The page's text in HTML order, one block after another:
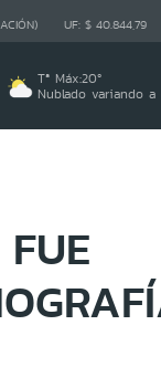
UF: $ 40.844,79
Tª Máx:20º
Nublado variando a